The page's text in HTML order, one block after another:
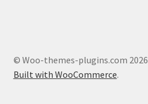
© Woo-themes-plugins.com 2026
Built with WooCommerce.